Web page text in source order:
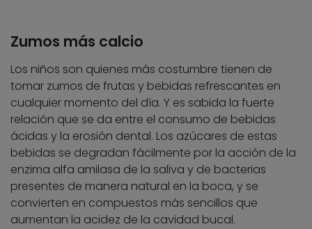
Zumos más calcio
Los niños son quienes más costumbre tienen de
tomar zumos de frutas y bebidas refrescantes en
cualquier momento del día. Y es sabida la fuerte
relación que se da entre el consumo de bebidas
ácidas y la erosión dental. Los azúcares de estas
bebidas se degradan fácilmente por la acción de la
enzima alfa amilasa de la saliva y de bacterias
presentes de manera natural en la boca, y se
convierten en compuestos más sencillos que
aumentan la acidez de la cavidad bucal.